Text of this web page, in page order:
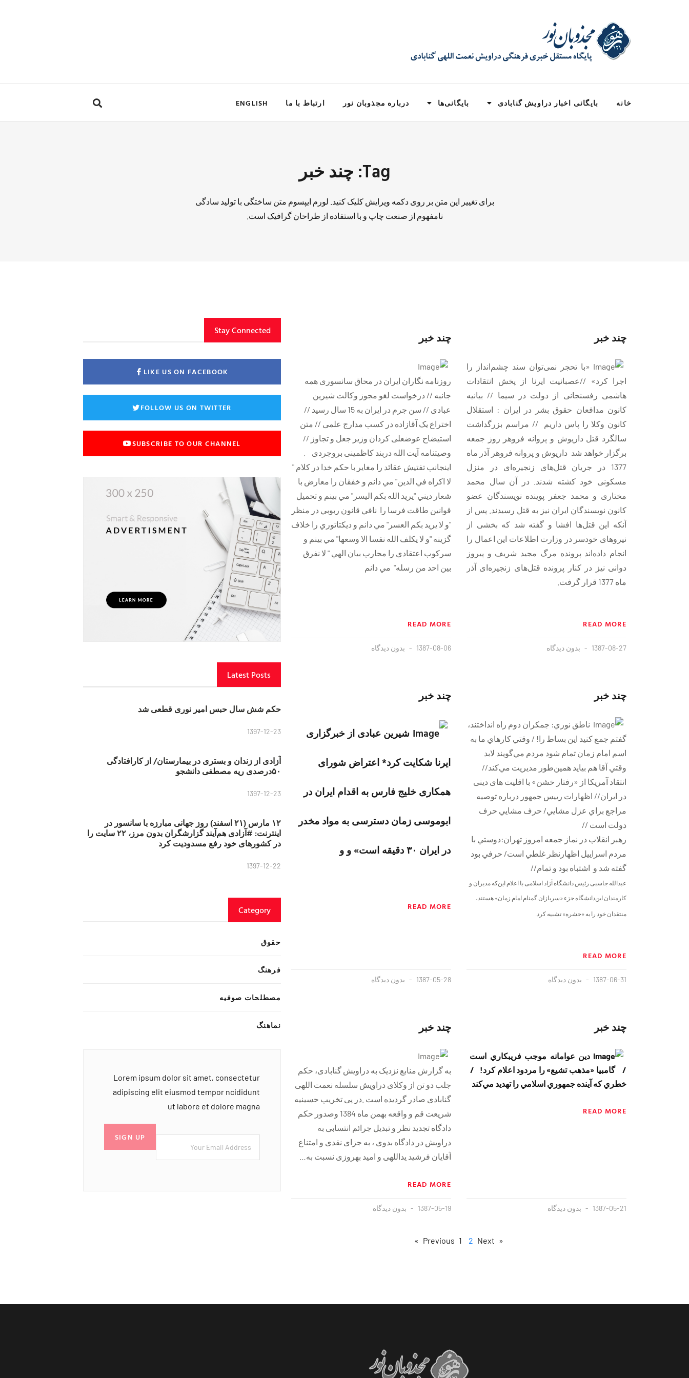
خانه بایگانی اخبار دراویش گنابادی بایگانی‌ها درباره مجذوبان نور ارتباط با ما ENGLISH
Tag: چند خبر
برای تغییر این متن بر روی دکمه ویرایش کلیک کنید. لورم ایپسوم متن ساختگی با تولید سادگی
نامفهوم از صنعت چاپ و با استفاده از طراحان گرافیک است.
چند خبر
«با تحجر نمی‌توان سند چشم‌انداز را
اجرا کرد» //عصبانیت ایرنا از پخش انتقادات
هاشمی رفسنجانی از دولت در سیما // بيانيه
کانون مدافعان حقوق بشر در ايران : استقلال
کانون وکلا را پاس داريم // مراسم بزرگداشت
سالگرد قتل داریوش و پروانه فروهر روز جمعه
برگزار خواهد شد داریوش و پروانه فروهر آذر ماه
1377 در جریان قتل‌های زنجیره‌ای در منزل
مسكونی خود كشته شدند. در آن سال محمد
مختاری و محمد جعفر پوینده نویسندگان عضو
كانون نویسندگان ایران نیز به قتل رسیدند. پس از
آنكه این قتل‌ها افشا و گفته شد كه بخشی از
نیروهای خودسر در وزارت اطلاعات این اعمال را
انجام داده‌اند پرونده مرگ مجید شریف و پیروز
دوانی نیز در كنار پرونده قتل‌های زنجیره‌ای آذر
ماه 1377 قرار گرفت.
READ MORE
1387-08-27 بدون دیدگاه
چند خبر
روزنامه ‌نگاران ایران در محاق سانسوری همه
جانبه // درخواست لغو مجوز وكالت شيرين
عبادی // سن جرم در ایران به 15 سال رسید //
اختراع یک آقازاده در کسب مدارج علمی // متن
استيضاح عوضعلی کردان وزیر جعل و تجاوز //
وصيتنامه آيت الله دربند کاظمینی بروجردی .
اينجانب تفتيش عقائد را مغاير با حکم خدا در کلام "
لا اکراه في الدين" مي دانم و خفقان را معارض با
شعار ديني "يريد الله بکم اليسر" مي بينم و تحميل
قوانين طاقت فرسا را نافي قانون ربوبي در منظر
"و لا يريد بکم العسر" مي دانم و ديکتاتوري را خلاف
گزينه "و لا يکلف الله نفسا الا وسعها" مي بينم و
سرکوب اعتقادي را محارب بيان الهي " لا نفرق
بين احد من رسله" مي دانم
READ MORE
1387-08-06 بدون دیدگاه
چند خبر
ناطق نوري: جمکران دوم راه انداختند،
گفتم جمع کنید این بساط را! / وقتي كارهاي ما به
اسم امام زمان تمام شود مردم مي‌گويند لابد
وقتي آقا هم بيايد همين‌طور مديريت مي‌كند//
انتقاد آمریکا از «رفتار خشن» با اقلیت های دینی
در ایران// اظهارات رييس جمهور درباره توصيه
مراجع براي عزل مشايي/ حرف مشايي حرف
دولت است //
رهبر انقلاب در نماز جمعه امروز تهران:دوستي با
مردم اسراييل اظهارنظر غلطي است/ حرفي بود
گفته شد و اشتباه بود و تمام//
عبدالله جاسبی رئیس دانشگاه آزاد اسلامی با اعلام این‌که مدیران و
کارمندان ایندانشگاه جزء «سربازان گمنام امام زمان» هستند،
منتقدان خود را به «حشره» تشبیه کرد
READ MORE
1387-06-31 بدون دیدگاه
چند خبر
شیرین عبادی از خبرگزاری
ایرنا شکایت کرد* اعتراض شورای
همکاری خليج فارس به اقدام ایران در
ابوموسی زمان دسترسی به مواد مخدر
در ايران ۳۰دقيقه است» و و
READ MORE
1387-05-28 بدون دیدگاه
چند خبر
دين عوامانه موجب فريبكاري‌ است
/ گامبيا «مذهب تشيع» را مردود اعلام كرد! /
خطري كه آينده جمهوري اسلامي را تهديد مي‌كند
READ MORE
1387-05-21 بدون دیدگاه
چند خبر
به گزارش منابع نزدیک به دراویش گنابادی، حکم
جلب دو تن از وکلای دراویش سلسله نعمت اللهی
گنابادی صادر گردیده است .در پی تخریب حسینیه
شریعت قم و واقعه بهمن ماه 1384 وصدور حکم
دادگاه تجدید نظر و تبدیل جرائم انتسابی به
دراویش در دادگاه بدوی ، به جزای نقدی و امتناع
آقایان فرشید یداللهی و امید بهروزی نسبت به…
READ MORE
1387-05-19 بدون دیدگاه
« Previous
1 2 Next »
Stay Connected
LIKE US ON FACEBOOK
FOLLOW US ON TWITTER
SUBSCRIBE TO OUR CHANNEL
Latest Posts
حکم شش سال حبس امیر نوری قطعی شد
1397-12-23
آزادی از زندان و بستری در بیمارستان/ از کارافتادگی
۵۰درصدی ریه مصطفی دانشجو
1397-12-23
۱۲ مارس (۲۱ اسفند) روز جهانی مبارزه با سانسور در
اینترنت: #آزادی هم‌آیند گزارشگران‌ بدون مرز، ۲۲ سایت را
در کشورهای خود رفع مسدودیت کرد
1397-12-22
Category
حقوق
فرهنگ
مصطلحات صوفیه
نماهنگ
Lorem ipsum dolor sit amet, consectetur
adipiscing elit eiusmod tempor ncididunt
ut labore et dolore magna
SIGN UP